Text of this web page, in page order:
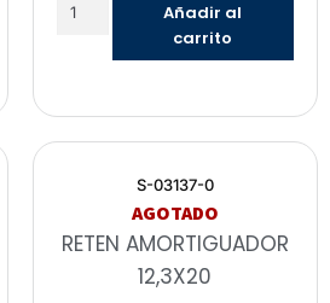
Añadir al
carrito
S-03137-0
AGOTADO
RETEN AMORTIGUADOR
12,3X20